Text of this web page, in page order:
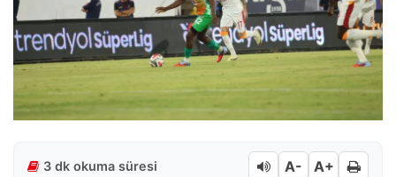
3 dk okuma süresi A- A+